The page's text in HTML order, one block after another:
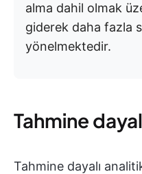
alma dahil olmak
giderek daha fazla
yönelmektedir.
Tahmine
Tahmine dayalı